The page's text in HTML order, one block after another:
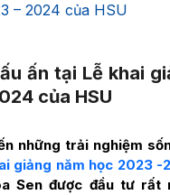
– 2024 của HSU
ấn tại Lễ khai
của HSU
những trải nghiệm
giảng năm học 2023 -
Sen được đầu tư rất